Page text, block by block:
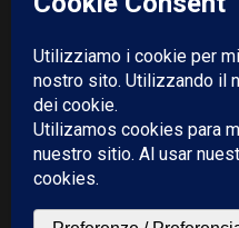
Telefono:+52 729 243 3743
Email: